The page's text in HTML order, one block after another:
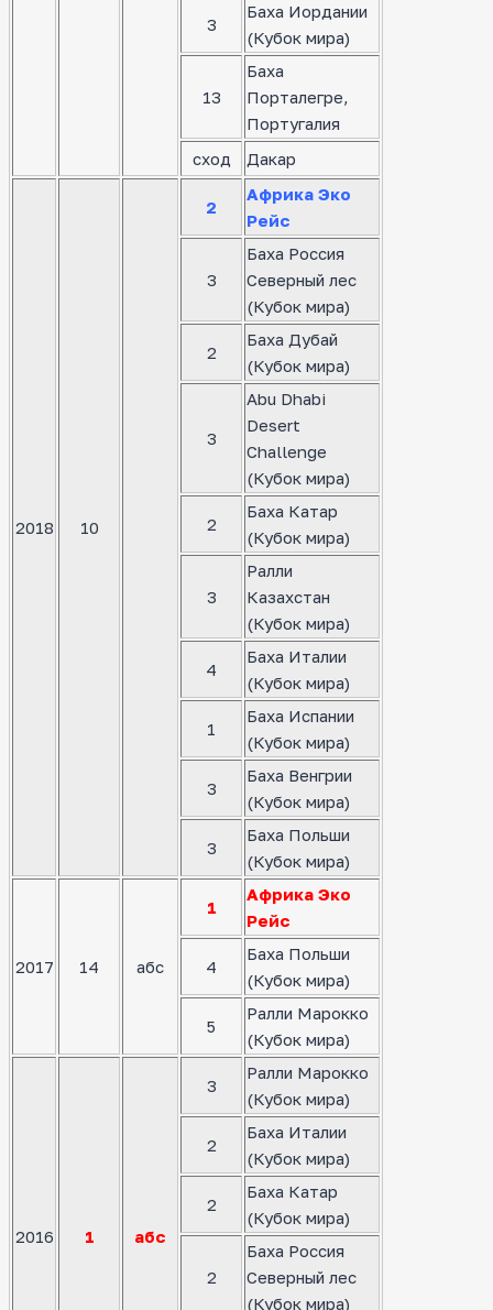
3
Баха Иордании
(Кубок мира)
13
Баха
Порталегре,
Португалия
сход
Дакар
2018 10
2
Африка Эко
Рейс
3
Баха Россия
Северный лес
(Кубок мира)
2
Баха Дубай
(Кубок мира)
3
Abu Dhabi
Desert
Challenge
(Кубок мира)
2
Баха Катар
(Кубок мира)
3
Ралли
Казахстан
(Кубок мира)
4
Баха Италии
(Кубок мира)
1
Баха Испании
(Кубок мира)
3
Баха Венгрии
(Кубок мира)
3
Баха Польши
(Кубок мира)
2017 14 абс
1
Африка Эко
Рейс
4
Баха Польши
(Кубок мира)
5
Ралли Марокко
(Кубок мира)
2016 1 абс
3
Ралли Марокко
(Кубок мира)
2
Баха Италии
(Кубок мира)
2
Баха Катар
(Кубок мира)
2
Баха Россия
Северный лес
(Кубок мира)